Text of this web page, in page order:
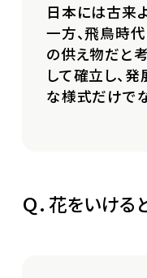
日本には古来
一方、飛鳥時代
の供え物だと
して確立し、
な様式だけで
Ｑ．花をいける